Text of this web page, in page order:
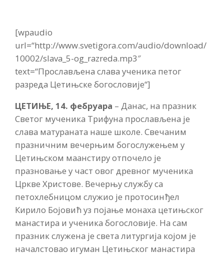
[wpaudio
url=“http://www.svetigora.com/audio/download/
10002/slava_5-og_razreda.mp3″
text=“Прослављена слава ученика петог
разреда Цетињске богословије“]
ЦЕТИЊЕ, 14. фебруара – Данас, на празник
Светог мученика Трифуна прослављена је
слава матураната наше школе. Свечаним
празничним вечерњим богослужењем у
Цетињском маанстиру отпочело је
празновање у част овог древног мученика
Цркве Христове. Вечерњу службу са
петохлебницом служио је протосинђел
Кирило Бојовић уз појање монаха цетињског
манастира и ученика богословије. На сам
празник служена је света литургија којом је
началстовао игуман Цетињског манастира